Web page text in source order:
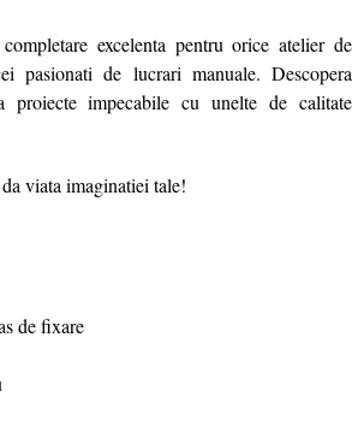
excelenta pentru orice atelier de
pasionati de lucrari manuale. Descopera
proiecte impecabile cu unelte de calitate
viata imaginatiei tale!
de fixare